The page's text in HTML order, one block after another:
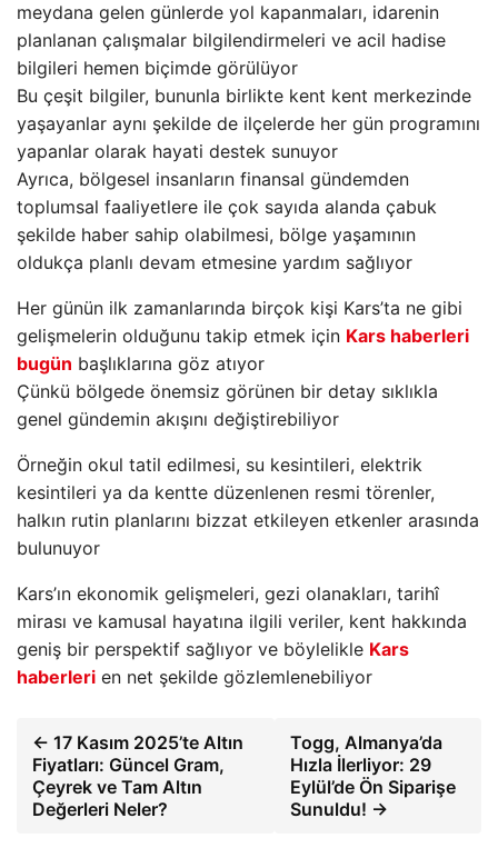
meydana gelen günlerde yol kapanmaları, idarenin
planlanan çalışmalar bilgilendirmeleri ve acil hadise
bilgileri hemen biçimde görülüyor
Bu çeşit bilgiler, bununla birlikte kent kent merkezinde
yaşayanlar aynı şekilde de ilçelerde her gün programını
yapanlar olarak hayati destek sunuyor
Ayrıca, bölgesel insanların finansal gündemden
toplumsal faaliyetlere ile çok sayıda alanda çabuk
şekilde haber sahip olabilmesi, bölge yaşamının
oldukça planlı devam etmesine yardım sağlıyor
Her günün ilk zamanlarında birçok kişi Kars’ta ne gibi
gelişmelerin olduğunu takip etmek için Kars haberleri
bugün başlıklarına göz atıyor
Çünkü bölgede önemsiz görünen bir detay sıklıkla
genel gündemin akışını değiştirebiliyor
Örneğin okul tatil edilmesi, su kesintileri, elektrik
kesintileri ya da kentte düzenlenen resmi törenler,
halkın rutin planlarını bizzat etkileyen etkenler arasında
bulunuyor
Kars’ın ekonomik gelişmeleri, gezi olanakları, tarihî
mirası ve kamusal hayatına ilgili veriler, kent hakkında
geniş bir perspektif sağlıyor ve böylelikle Kars
haberleri en net şekilde gözlemlenebiliyor
← 17 Kasım 2025’te Altın
Fiyatları: Güncel Gram,
Çeyrek ve Tam Altın
Değerleri Neler?
Togg, Almanya’da
Hızla İlerliyor: 29
Eylül’de Ön Siparişe
Sunuldu! →